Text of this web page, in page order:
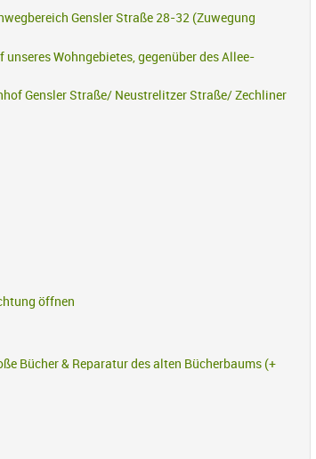
Gensler Straße 28-32 (Zuwegung
Wohngebietes, gegenüber des Allee-
Gensler Straße/ Neustrelitzer Straße/ Zechliner
öffnen
Bücher & Reparatur des alten Bücherbaums (+